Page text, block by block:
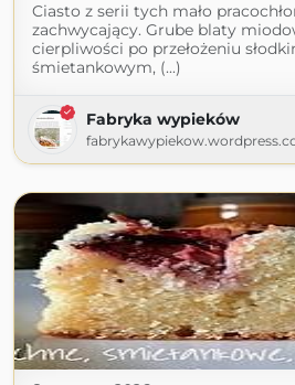
Ciasto z serii tych mało
zachwycający. Grube blaty
cierpliwości po przełożeniu
śmietankowym, (...)
Fabryka wypieków